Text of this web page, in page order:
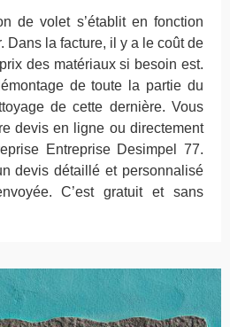
de volet s’établit en fonction
Dans la facture, il y a le coût de
des matériaux si besoin est.
de toute la partie du
de cette dernière. Vous
devis en ligne ou directement
Entreprise Desimpel 77.
devis détaillé et personnalisé
C’est gratuit et sans